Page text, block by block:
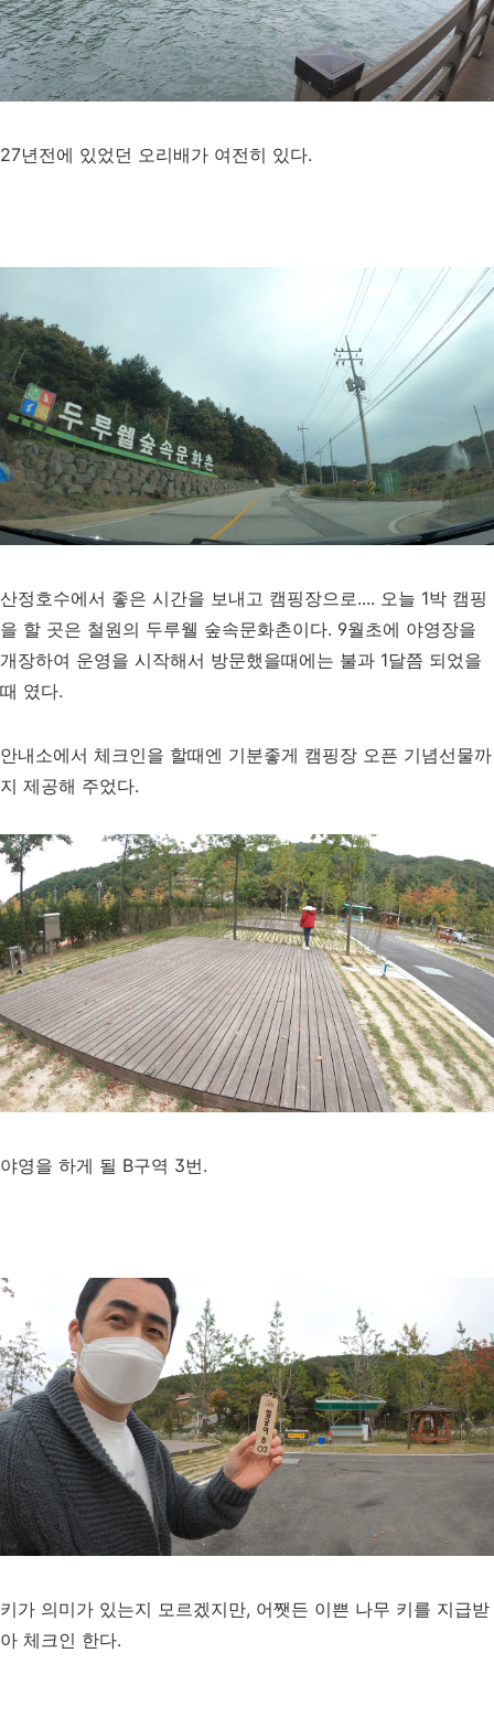
27년전에 있었던 오리배가 여전히 있다.
산정호수에서 좋은 시간을 보내고 캠핑장으로.... 오늘 1박 캠핑
을 할 곳은 철원의 두루웰 숲속문화촌이다. 9월초에 야영장을
개장하여 운영을 시작해서 방문했을때에는 불과 1달쯤 되었을
때 였다.
안내소에서 체크인을 할때엔 기분좋게 캠핑장 오픈 기념선물까
지 제공해 주었다.
야영을 하게 될 B구역 3번.
키가 의미가 있는지 모르겠지만, 어쨋든 이쁜 나무 키를 지급받
아 체크인 한다.